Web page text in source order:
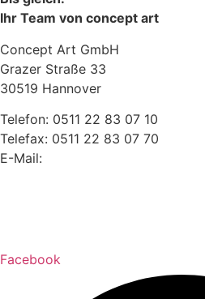
Ihr Team von concept art
Concept Art GmbH
Grazer Straße 33
30519 Hannover
Telefon: 0511 22 83 07 10
Telefax: 0511 22 83 07 70
E-Mail:
Facebook